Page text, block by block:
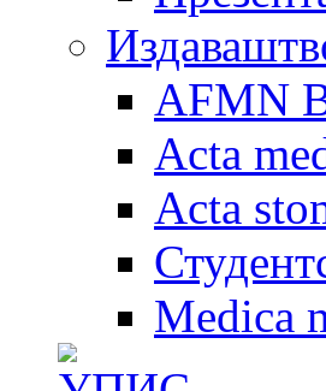
AFMN
Acta
Acta
Medica